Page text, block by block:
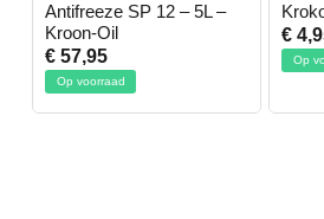
Antifreeze SP 12 – 5L –
Kroon-Oil
€ 57,95
Op voorraad
€
Op